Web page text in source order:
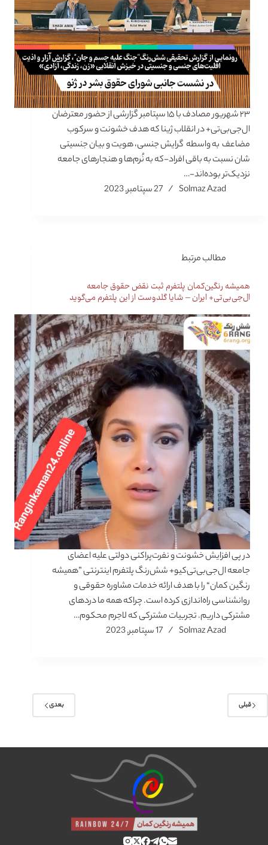
۲۳ شهریور مصادف با ۱۵ سپتامبر گزارشی از حضور معترضان
ال‌جی‌بی‌تی+ در انقلاب ژینا که هدف خشونت و سرکوب
مضاعف به واسطه گرایش جنسی، هویت و بیان جنسیتی
شان نسبت به باقی افراد-که به نُرم‌ها و هنجارهای جامعه
نزدیک‌تر بوده‌اند-…
Solmaz Azad
27 سپتامبر, 2023
مطالب مرتبط
همیشه رنگین‌کمان پلتفرم ثبت نقض حقوق جامعه
ال‌جی‌بی‌تی+ ایران – شایا گلدوست از این پلتفرم می‌گوید
در پی افزایش خشونت و نفرت‌پراکنی دولتی علیه اعضای
جامعه ال‌جی‌بی‌تی‌کیو+ شش‌رنگ پلتفرم اینترنتی ”همیشه
رنگین کمان“ را با هدف ارائه خدمات مشاوره حقوقی و
روانشناسی راه‌اندازی کرده است. چراکه همه ما دردهای
مشترکی داریم. تجربیات مشترکی که لاجرم محکوم…
Solmaz Azad
17 سپتامبر, 2023
قبلی بعدی